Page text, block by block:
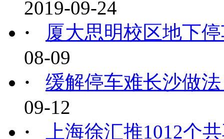
2019-09-24
·
厦大思明校区地下
08-09
·
缓解停车难长沙做
09-12
·
上海徐汇推1012个